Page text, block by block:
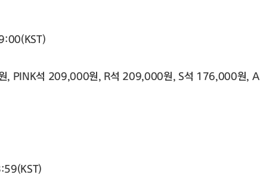
, PINK석 209,000원, R석 209,000원, S석 176,000원, A